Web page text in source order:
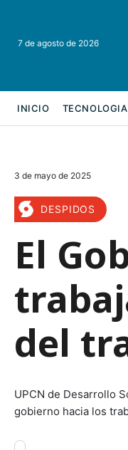
7 de agosto de 2026
INICIO TECNOLOGIA
3 de mayo de 2025
DESPIDOS
El
del
UPCN de Desarrollo
gobierno hacia los